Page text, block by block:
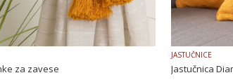
za zavese
JASTUČNICE
Jastučnica